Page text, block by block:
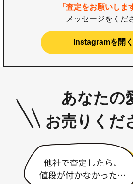
「査定をお願いしま
メッセージをくだ
Instagramを開く
あなたの
お売りくだ